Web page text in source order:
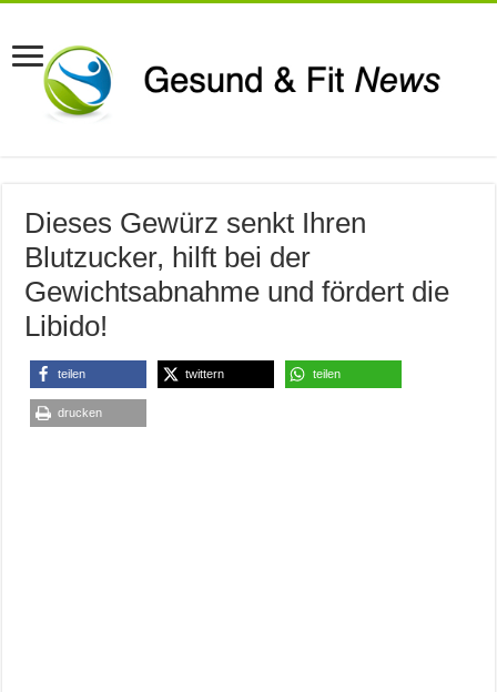
Dieses Gewürz senkt Ihren
Blutzucker, hilft bei der
Gewichtsabnahme und fördert die
Libido!
teilen twittern teilen
drucken